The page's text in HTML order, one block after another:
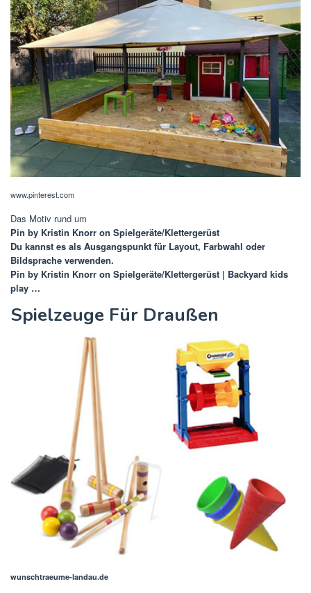
www.pinterest.com
Das Motiv rund um
Pin by Kristin Knorr on Spielgeräte/Klettergerüst
Du kannst es als Ausgangspunkt für Layout, Farbwahl oder
Bildsprache verwenden.
Pin by Kristin Knorr on Spielgeräte/Klettergerüst | Backyard kids
play …
Spielzeuge Für Draußen
wunschtraeume-landau.de